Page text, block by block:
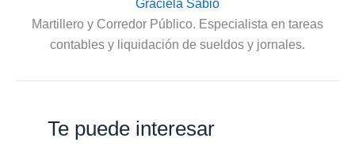
Graciela Sabio
Martillero y Corredor Público. Especialista en tareas
contables y liquidación de sueldos y jornales.
Te puede interesar